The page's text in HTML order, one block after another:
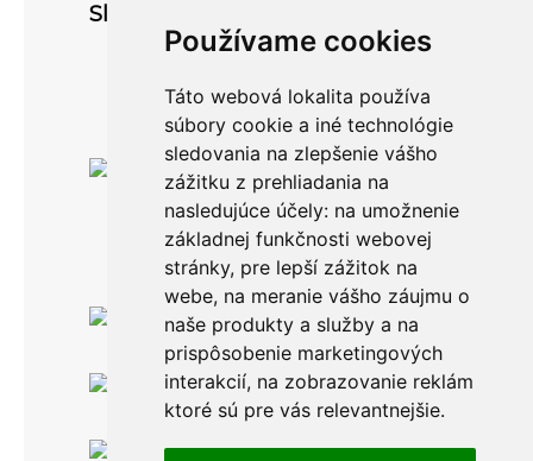
Používame cookies
Táto webová lokalita používa
súbory cookie a iné technológie
sledovania na zlepšenie vášho
zážitku z prehliadania na
nasledujúce účely: na umožnenie
základnej funkčnosti webovej
stránky, pre lepší zážitok na
webe, na meranie vášho záujmu o
naše produkty a služby a na
prispôsobenie marketingových
interakcií, na zobrazovanie reklám
ktoré sú pre vás relevantnejšie.
Sledujte nás
Po-Pia: 8.00 -16.00
0911 999 361
Po-Pia: 8.00 -16.00
info@topankaren.sk
Adeya, s. r. o.